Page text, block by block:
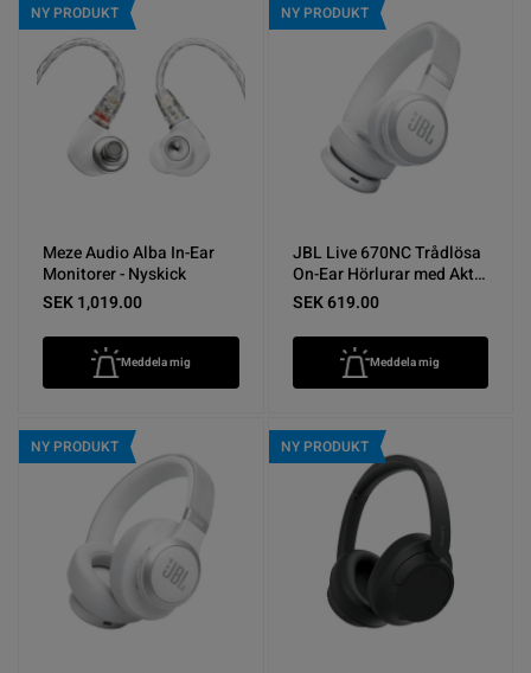
NY PRODUKT
Meze Audio Alba In-Ear
Monitorer - Nyskick
SEK 1,019.00
Meddela mig
NY PRODUKT
JBL Live 670NC Trådlösa
On-Ear Hörlurar med Aktiv
Brusreducering Vit -
Nyskick
SEK 619.00
Meddela mig
NY PRODUKT NY PRODUKT